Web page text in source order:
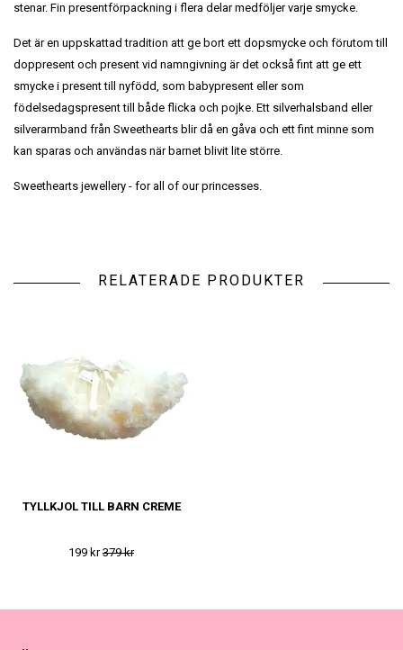
stenar. Fin presentförpackning i flera delar medföljer varje smycke.
Det är en uppskattad tradition att ge bort ett dopsmycke och förutom till
doppresent och present vid namngivning är det också fint att ge ett
smycke i present till nyfödd, som babypresent eller som
födelsedagspresent till både flicka och pojke. Ett silverhalsband eller
silverarmband från Sweethearts blir då en gåva och ett fint minne som
kan sparas och användas när barnet blivit lite större.
Sweethearts jewellery - for all of our princesses.
RELATERADE PRODUKTER
TYLLKJOL TILL BARN CREME
199 kr379 kr